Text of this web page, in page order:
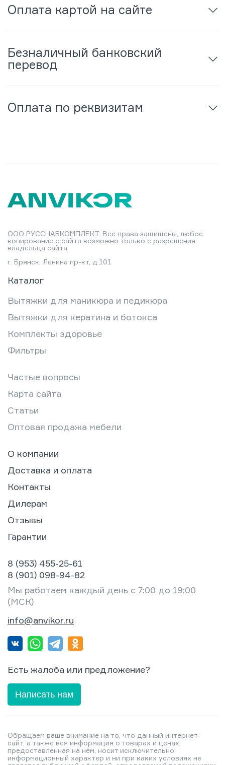
Оплата картой на сайте
Безналичный банковский
перевод
Оплата по реквизитам
ООО РУССНАБКОМПЛЕКТ. Все права защищены, любое
копирование с сайта возможно только с разрешения
владельца сайта
г. Брянск, Ленина пр-кт, д.101
Каталог
Вытяжки для маникюра и педикюра
Вытяжки для кератина и ботокса
Комплекты здоровье
Фильтры
Частые вопросы
Карта сайта
Статьи
Оптовая продажа мебели
О компании
Доставка и оплата
Контакты
Дилерам
Отзывы
Гарантии
8 (953) 455-25-61
8 (901) 098-94-82
Мы работаем каждый день с 7:00 до 19:00
(МСК)
info@anvikor.ru
Есть жалоба или предложение?
Написать нам
Обращаем ваше внимание на то, что данный интернет-
сайт, а также вся информация о товарах и ценах,
предоставленная на нём, носит исключительно
информационный характер и ни при каких условиях не